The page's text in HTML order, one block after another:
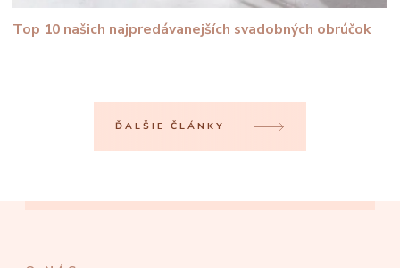
Top 10 našich najpredávanejších svadobných obrúčok
ĎALŠIE ČLÁNKY